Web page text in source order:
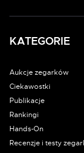
KATEGORIE
Aukcje zegarków
Ciekawostki
Publikacje
Rankingi
Hands-On
Recenzje i testy